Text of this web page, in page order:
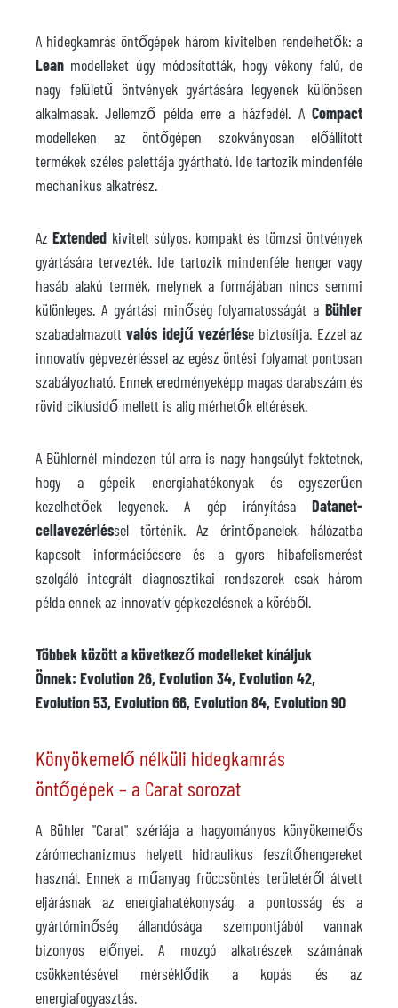
A hidegkamrás öntőgépek három kivitelben rendelhetők: a
Lean modelleket úgy módosították, hogy vékony falú, de
nagy felületű öntvények gyártására legyenek különösen
alkalmasak. Jellemző példa erre a házfedél. A Compact
modelleken az öntőgépen szokványosan előállított
termékek széles palettája gyártható. Ide tartozik mindenféle
mechanikus alkatrész.
AzExtended kivitelt súlyos, kompakt és tömzsi öntvények
gyártására tervezték. Ide tartozik mindenféle henger vagy
hasáb alakú termék, melynek a formájában nincs semmi
különleges. A gyártási minőség folyamatosságát a Bühler
szabadalmazottvalós idejű vezérlése biztosítja. Ezzel az
innovatív gépvezérléssel az egész öntési folyamat pontosan
szabályozható. Ennek eredményeképp magas darabszám és
rövid ciklusidő mellett is alig mérhetők eltérések.
A Bühlernél mindezen túl arra is nagy hangsúlyt fektetnek,
hogy a gépeik energiahatékonyak és egyszerűen
kezelhetőek legyenek. A gép irányítása Datanet-
cellavezérléssel történik. Az érintőpanelek, hálózatba
kapcsolt információcsere és a gyors hibafelismerést
szolgáló integrált diagnosztikai rendszerek csak három
példa ennek az innovatív gépkezelésnek a köréből.
Többek között a következő modelleket kínáljuk
Önnek: Evolution 26, Evolution 34, Evolution 42,
Evolution 53, Evolution 66, Evolution 84, Evolution 90
Könyökemelő nélküli hidegkamrás
öntőgépek – a Carat sorozat
A Bühler "Carat" szériája a hagyományos könyökemelős
zárómechanizmus helyett hidraulikus feszítőhengereket
használ. Ennek a műanyag fröccsöntés területéről átvett
eljárásnak az energiahatékonyság, a pontosság és a
gyártóminőség állandósága szempontjából vannak
bizonyos előnyei. A mozgó alkatrészek számának
csökkentésével mérséklődik a kopás és az
energiafogyasztás.